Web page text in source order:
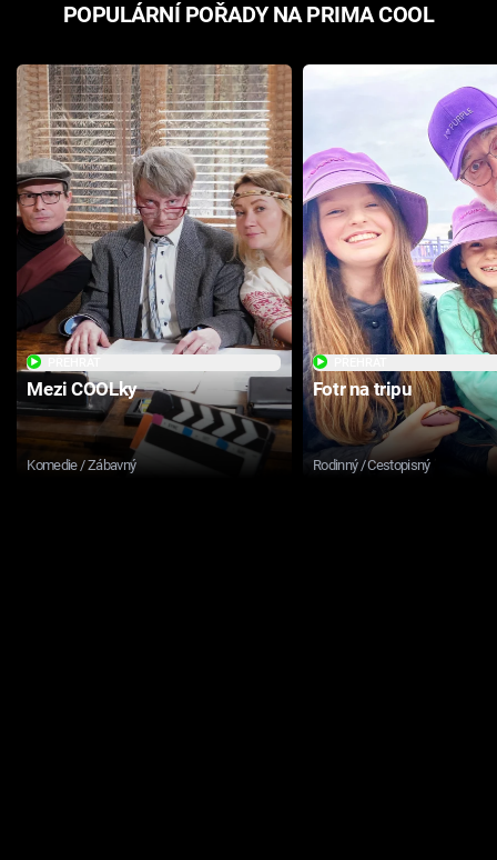
POPULÁRNÍ POŘADY NA PRIMA COOL
Mezi COOLky
Komedie / Zábavný
Fotr na tripu
Rodinný / Cestopisný